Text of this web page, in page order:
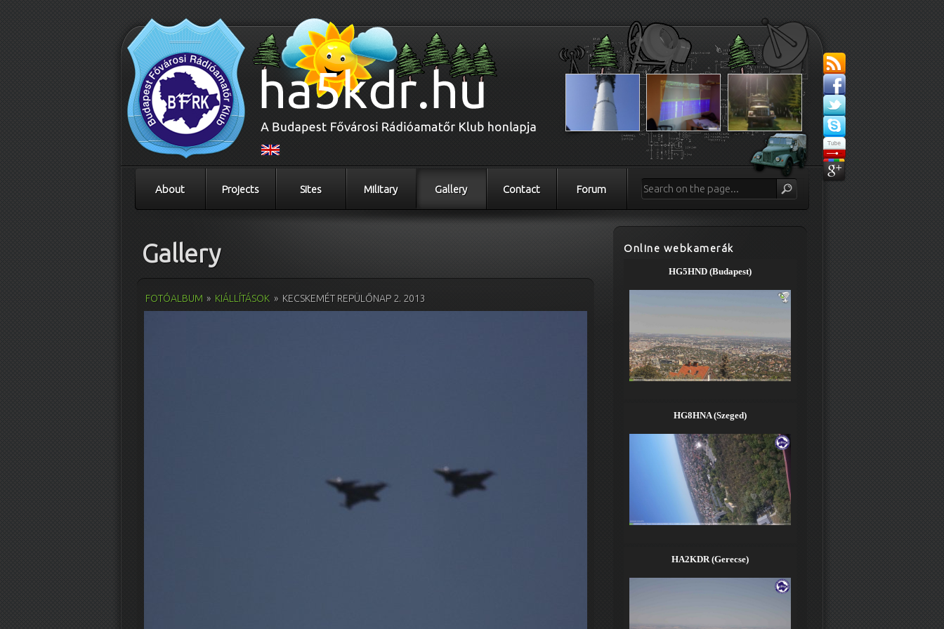
About Projects Sites Military Gallery Contact Forum
Gallery
FOTÓALBUM » KIÁLLÍTÁSOK » KECSKEMÉT REPÜLŐNAP 2. 2013
Online webkamerák